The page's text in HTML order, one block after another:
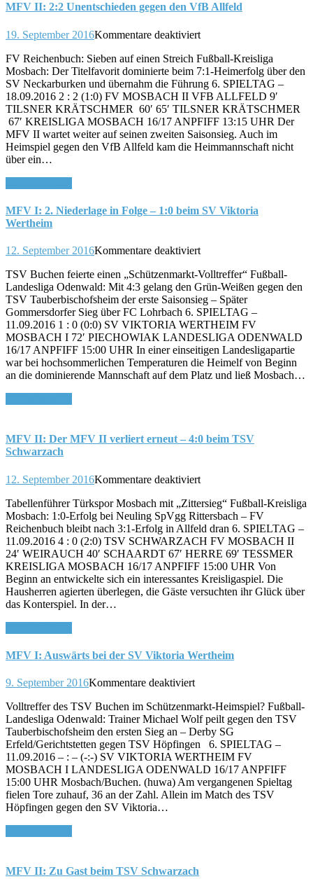
MFV II: 2:2 Unentschieden gegen den VfB Allfeld
19. September 2016Kommentare deaktiviertfür
II:
2:2
Unentschieden
gegen
den
VfB
Allfeld
FV Reichenbuch: Sieben auf einen Streich Fußball-Kreisliga
Mosbach: Der Titelfavorit dominierte beim 7:1-Heimerfolg über den
SV Neckarburken und übernahm die Führung 6. SPIELTAG –
18.09.2016 2 : 2 (1:0) FV MOSBACH II VFB ALLFELD 9′
TILSNER KRÄTSCHMER 60′ 65′ TILSNER KRÄTSCHMER
67′ KREISLIGA MOSBACH 16/17 ANPFIFF 13:15 UHR Der
MFV II wartet weiter auf seinen zweiten Saisonsieg. Auch im
Heimspiel gegen den VfB Allfeld kam die Heimmannschaft nicht
über ein…
MFV I: 2. Niederlage in Folge – 1:0 beim SV Viktoria
Wertheim
12. September 2016Kommentare deaktiviertfür
I:
2.
Niederlage
in
Folge
–
1:0
beim
SV
TSV Buchen feierte einen „Schützenmarkt-Volltreffer“ Fußball-
Landesliga Odenwald: Mit 4:3 gelang den Grün-Weißen gegen den
TSV Tauberbischofsheim der erste Saisonsieg – Später
Gommersdorfer Sieg über FC Lohrbach 6. SPIELTAG –
11.09.2016 1 : 0 (0:0) SV VIKTORIA WERTHEIM FV
MOSBACH I 72′ PIECHOWIAK LANDESLIGA ODENWALD
16/17 ANPFIFF 15:00 UHR In einer einseitigen Landesligapartie
war bei hochsommerlichen Temperaturen die Heimelf von Beginn
an die dominierende Mannschaft auf dem Platz und ließ Mosbach…
MFV II: Der MFV II verliert erneut – 4:0 beim TSV
Schwarzach
12. September 2016Kommentare deaktiviertfür
II:
Der
MFV
II
verliert
erneut
–
4:0
Tabellenführer Türkspor Mosbach mit „Zittersieg“ Fußball-Kreisliga
Mosbach: 1:0-Erfolg bei Neuling SpVgg Rittersbach – FV
Reichenbuch bleibt nach 3:1-Erfolg in Allfeld dran 6. SPIELTAG –
11.09.2016 4 : 0 (2:0) TSV SCHWARZACH FV MOSBACH II
24′ WEIRAUCH 40′ SCHAARDT 67′ HERRE 69′ TESSMER
KREISLIGA MOSBACH 16/17 ANPFIFF 15:00 UHR Von
Beginn an entwickelte sich ein interessantes Kreisligaspiel. Die
Hausherren agierten überlegen, die Gäste versuchten ihr Glück über
das Konterspiel. In der…
MFV I: Auswärts bei der SV Viktoria Wertheim
9. September 2016Kommentare deaktiviertfür
I:
Auswärts
bei
der
SV
Viktoria
Wertheim
Volltreffer des TSV Buchen im Schützenmarkt-Heimspiel? Fußball-
Landesliga Odenwald: Trainer Michael Wolf peilt gegen den TSV
Tauberbischofsheim den ersten Sieg an – Derby SG
Erfeld/Gerichtstetten gegen TSV Höpfingen 6. SPIELTAG –
11.09.2016 – : – (-:-) SV VIKTORIA WERTHEIM FV
MOSBACH I LANDESLIGA ODENWALD 16/17 ANPFIFF
15:00 UHR Mosbach/Buchen. (huwa) Am vergangenen Spieltag
fielen Tore zuhauf, 36 an der Zahl. Allein im Match des TSV
Höpfingen gegen den SV Viktoria…
MFV II: Zu Gast beim TSV Schwarzach